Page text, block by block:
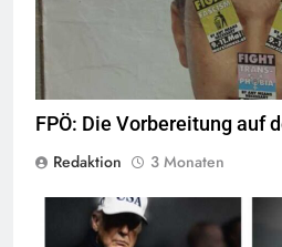
FPÖ: Die Vorbereitung auf
Redaktion
3 Monaten